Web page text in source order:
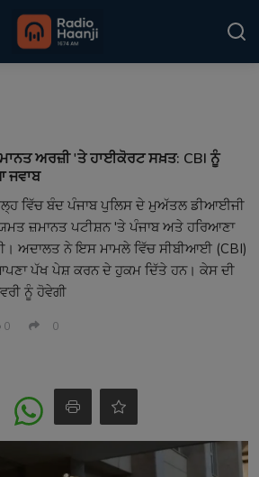
ਅਰਜ਼ੀ 'ਤੇ ਹਾਈਕੋਰਟ ਸਖ਼ਤ: CBI ਨੂੰ
ਜਵਾਬ
ਵਿੱਚ ਬੰਦ ਪੰਜਾਬ ਪੁਲਿਸ ਦੇ ਮੁਅੱਤਲ ਡੀਆਈਜੀ
ਜ਼ਮਾਨਤ ਪਟੀਸ਼ਨ 'ਤੇ ਪੰਜਾਬ ਅਤੇ ਹਰਿਆਣਾ
ਅਦਾਲਤ ਨੇ ਇਸ ਮਾਮਲੇ ਵਿੱਚ ਸੀਬੀਆਈ (CBI)
ਪੱਖ ਪੇਸ਼ ਕਰਨ ਦੇ ਹੁਕਮ ਦਿੱਤੇ ਹਨ। ਕੇਸ ਦੀ
ਨੂੰ ਹੋਵੇਗੀ
0 0